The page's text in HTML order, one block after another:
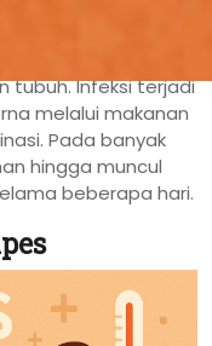
tubuh. Infeksi terjadi
melalui makanan
Pada banyak
hingga muncul
beberapa hari.